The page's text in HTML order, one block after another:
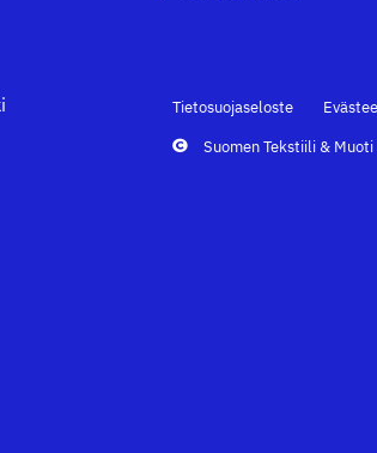
Tietosuojaseloste
Suomen Tekstiili &